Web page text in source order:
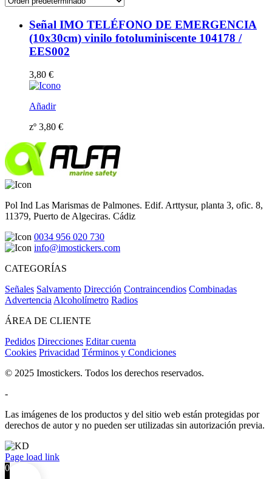
Señal IMO TELÉFONO DE EMERGENCIA
(10x30cm) vinilo fotoluminiscente 104178 /
EES002
3,80 €
Añadir
zº 3,80 €
Pol Ind Las Marismas de Palmones. Edif. Arttysur, planta 3, ofic. 8,
11379, Puerto de Algeciras. Cádiz
0034 956 020 730
info@imostickers.com
CATEGORÍAS
Señales Salvamento Dirección Contraincendios Combinadas
Advertencia Alcoholímetro Radios
ÁREA DE CLIENTE
Pedidos Direcciones Editar cuenta
Cookies Privacidad Términos y Condiciones
© 2025 Imostickers. Todos los derechos reservados.
-
Las imágenes de los productos y del sitio web están protegidas por
derechos de autor y no pueden ser utilizadas sin autorización previa.
Facebook
Twitter
Instagram
Pinterest
Page load link
0